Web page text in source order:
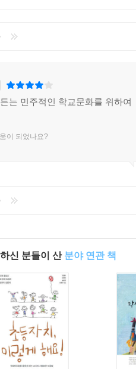
는 민주적인 학교문화를 위하여
이 되었나요?
신 분들이 산 분야 연관 책